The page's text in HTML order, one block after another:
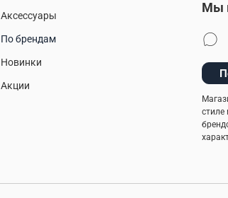
Аксессуары
По брендам
Новинки
Акции
Мы